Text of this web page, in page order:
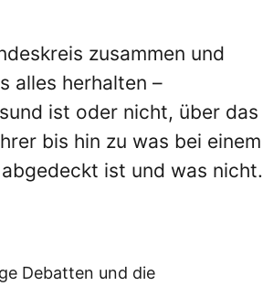
zusammen und
alles herhalten –
ist oder nicht, über das
bis hin zu was bei einem
ist und was nicht.
Debatten und die